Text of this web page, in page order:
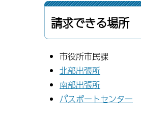
請求できる場所
市役所市民課
北部出張所
南部出張所
パスポートセンター